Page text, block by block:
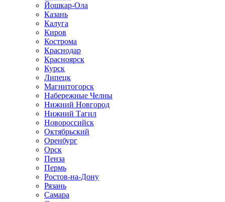
Йошкар-Ола
Казань
Калуга
Киров
Кострома
Краснодар
Красноярск
Курск
Липецк
Магнитогорск
Набережные Челны
Нижний Новгород
Нижний Тагил
Новороссийск
Октябрьский
Оренбург
Орск
Пенза
Пермь
Ростов-на-Дону
Рязань
Самара